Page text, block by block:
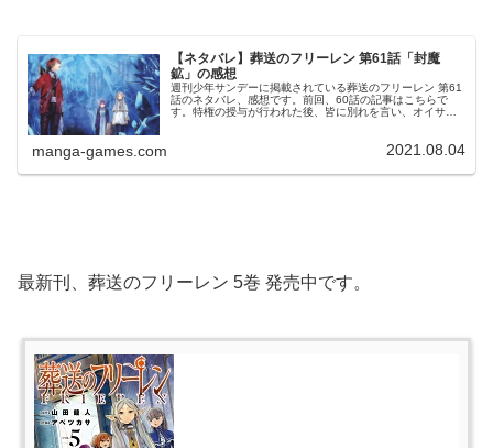
【ネタバレ】葬送のフリーレン 第61話「封魔
鉱」の感想
週刊少年サンデーに掲載されている葬送のフリーレン 第61
話のネタバレ、感想です。前回、60話の記事はこちらで
す。特権の授与が行われた後、皆に別れを言い、オイサー
manga-games.com 2021.08.04
最新刊、葬送のフリーレン 5巻 発売中です。